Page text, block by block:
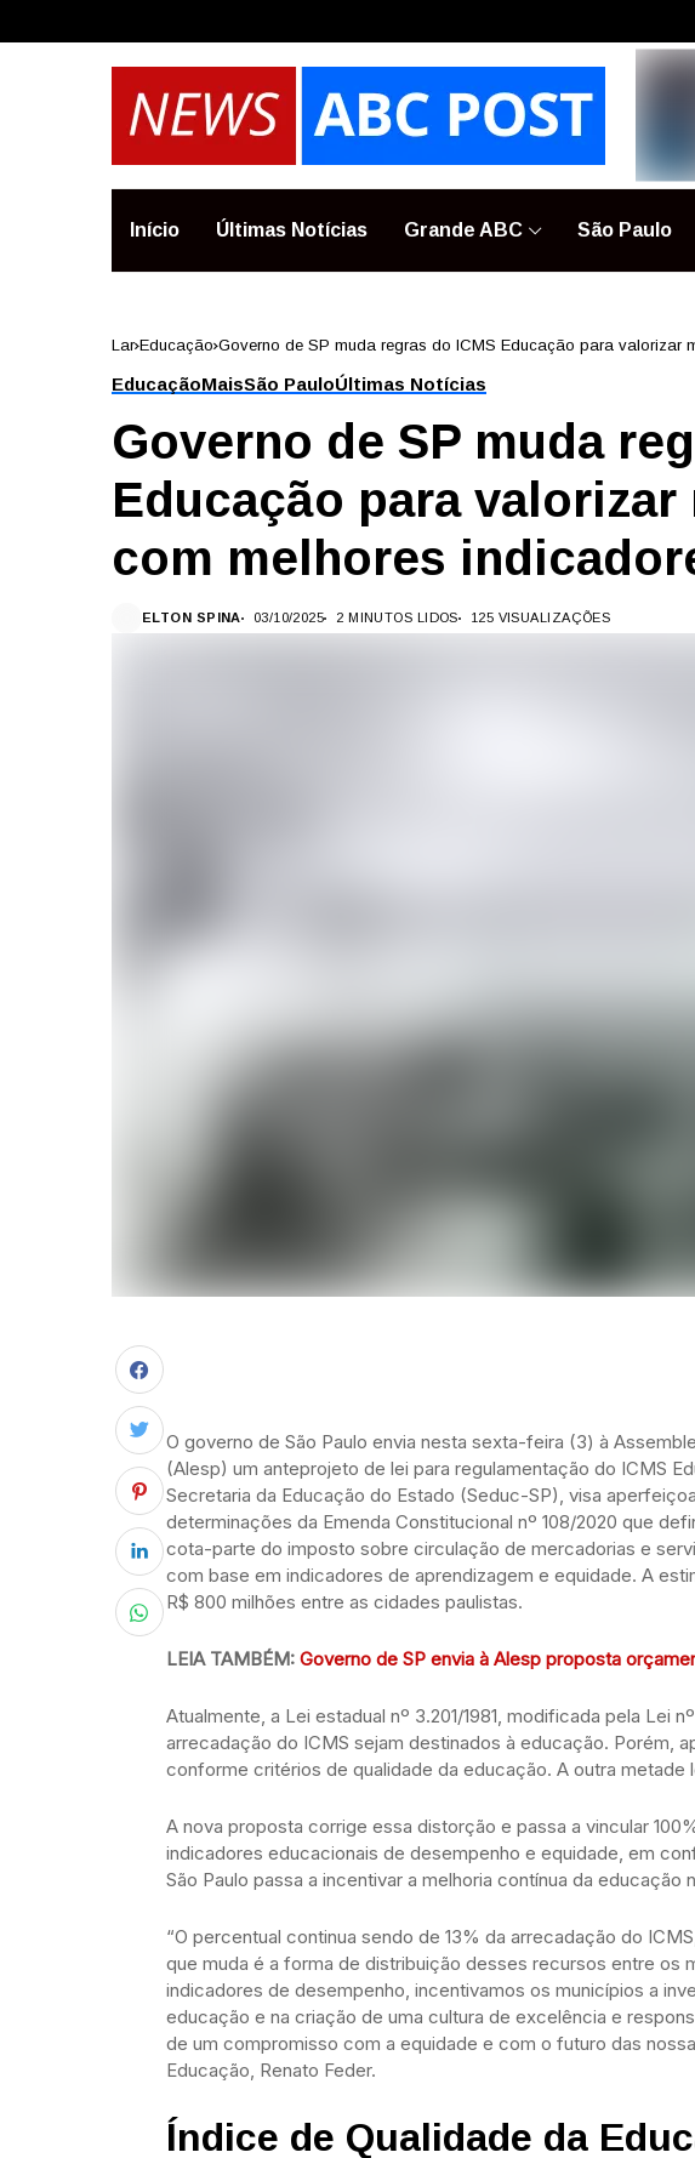
Início Últimas Notícias Grande ABC São Paulo
Lar Educação Governo de SP muda regras do ICMS Educação para valorizar
EducaçãoMaisSão PauloÚltimas Notícias
Governo de SP muda
Educação para
com melhores
ELTON SPINA 03/10/2025 2 MINUTOS LIDOS 125 VISUALIZAÇÕES
O governo de São Paulo envia nesta sexta-feira (3) à
(Alesp) um anteprojeto de lei para regulamentação do ICMS
Secretaria da Educação do Estado (Seduc-SP), visa
determinações da Emenda Constitucional nº 108/2020 que
cota-parte do imposto sobre circulação de mercadorias e
com base em indicadores de aprendizagem e equidade. A
R$ 800 milhões entre as cidades paulistas.
LEIA TAMBÉM: Governo de SP envia à Alesp proposta
Atualmente, a Lei estadual nº 3.201/1981, modificada pela Lei
arrecadação do ICMS sejam destinados à educação. Porém,
conforme critérios de qualidade da educação. A outra metade
A nova proposta corrige essa distorção e passa a vincular
indicadores educacionais de desempenho e equidade, em
São Paulo passa a incentivar a melhoria contínua da educação
“O percentual continua sendo de 13% da arrecadação do
que muda é a forma de distribuição desses recursos entre os
indicadores de desempenho, incentivamos os municípios a
educação e na criação de uma cultura de excelência e
de um compromisso com a equidade e com o futuro das
Educação, Renato Feder.
Índice de Qualidade da